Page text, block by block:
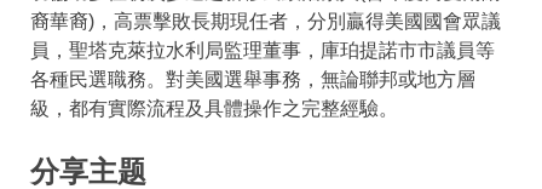
裔華裔)，高票擊敗長期現任者，分別贏得美國國會眾議
員，聖塔克萊拉水利局監理董事，庫珀提諾市市議員等
各種民選職務。對美國選舉事務，無論聯邦或地方層
級，都有實際流程及具體操作之完整經驗。
分享主题